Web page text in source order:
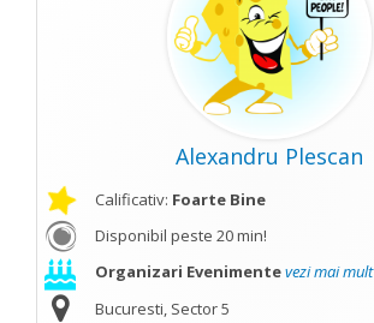
Alexandru Plescan
Calificativ: Foarte Bine
Disponibil peste 20 min!
Organizari Evenimentevezi mai mult
Bucuresti, Sector 5